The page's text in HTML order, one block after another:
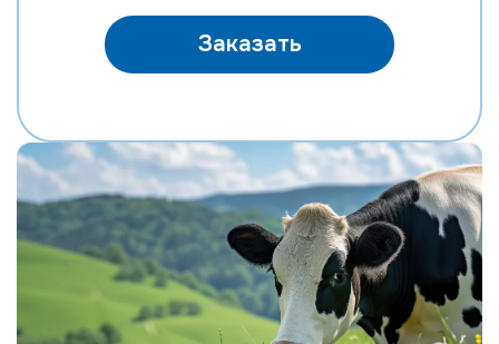
Заказать